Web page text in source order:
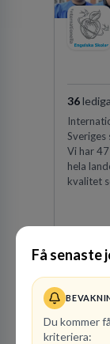
Få senaste
Du kommer
kriteriera:
36
Vi har
hela
kvalitet